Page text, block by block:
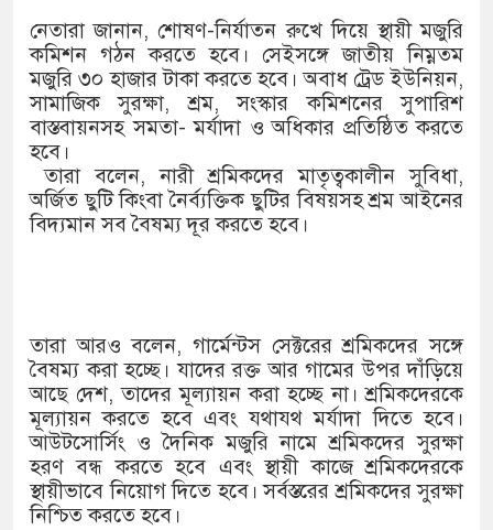
খিলক্ষেত থানা বিএনপির যুগ্ম
দেশের ৬ অঞ্চলে ঝড়ের আভাস
প্রেমের সম্পর্ক ছিন্ন না করায় মা-
প্রধানমন্ত্রীর সঙ্গে নবনিযুক্ত
অবশেষে পদত্যাগ করলেন ভারতের
জামায়াত ফেরেশতাদের দল নয়,
নেতারা জানান, শোষণ-নির্যাতন রুখে দিয়ে স্থায়ী মজুরি
কমিশন গঠন করতে হবে। সেইসঙ্গে জাতীয় নিম্নতম
মজুরি ৩০ হাজার টাকা করতে হবে। অবাধ ট্রেড ইউনিয়ন,
সামাজিক সুরক্ষা, শ্রম, সংস্কার কমিশনের সুপারিশ
বাস্তবায়নসহ সমতা- মর্যাদা ও অধিকার প্রতিষ্ঠিত করতে
হবে।
তারা বলেন, নারী শ্রমিকদের মাতৃত্বকালীন সুবিধা,
অর্জিত ছুটি কিংবা নৈর্ব্যক্তিক ছুটির বিষয়সহ শ্রম আইনের
বিদ্যমান সব বৈষম্য দূর করতে হবে।
তারা আরও বলেন, গার্মেন্টস সেক্টরের শ্রমিকদের সঙ্গে
বৈষম্য করা হচ্ছে। যাদের রক্ত আর গামের উপর দাঁড়িয়ে
আছে দেশ, তাদের মূল্যায়ন করা হচ্ছে না। শ্রমিকদেরকে
মূল্যায়ন করতে হবে এবং যথাযথ মর্যাদা দিতে হবে।
আউটসোর্সিং ও দৈনিক মজুরি নামে শ্রমিকদের সুরক্ষা
হরণ বন্ধ করতে হবে এবং স্থায়ী কাজে শ্রমিকদেরকে
স্থায়ীভাবে নিয়োগ দিতে হবে। সর্বস্তরের শ্রমিকদের সুরক্ষা
নিশ্চিত করতে হবে।